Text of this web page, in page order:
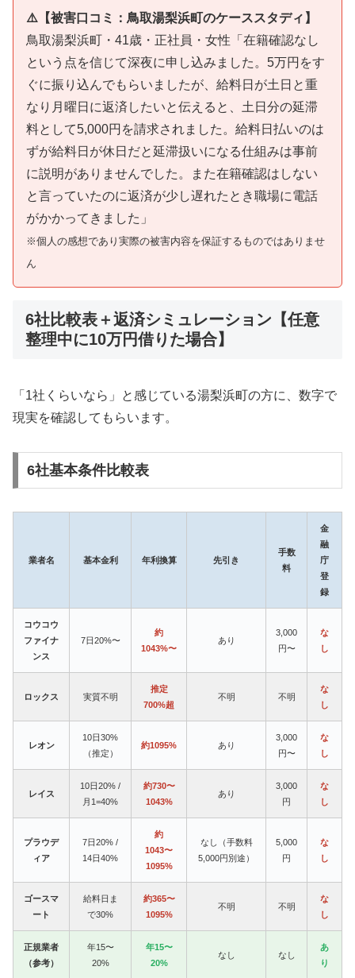
⚠️【被害口コミ：鳥取湯梨浜町のケーススタディ】
鳥取湯梨浜町・41歳・正社員・女性「在籍確認なし
という点を信じて深夜に申し込みました。5万円をす
ぐに振り込んでもらいましたが、給料日が土日と重
なり月曜日に返済したいと伝えると、土日分の延滞
料として5,000円を請求されました。給料日払いのは
ずが給料日が休日だと延滞扱いになる仕組みは事前
に説明がありませんでした。また在籍確認はしない
と言っていたのに返済が少し遅れたとき職場に電話
がかかってきました」
※個人の感想であり実際の被害内容を保証するものではありませ
ん
6社比較表＋返済シミュレーション【任意
整理中に10万円借りた場合】
「1社くらいなら」と感じている湯梨浜町の方に、数字で
現実を確認してもらいます。
6社基本条件比較表
業者名 基本金利 年利換算 先引き
手数
料
金
融
庁
登
録
コウコウ
ファイナ
ンス
7日20%〜
約
1043%〜
あり
3,000
円〜
な
し
ロックス 実質不明
推定
700%超
不明 不明
な
し
レオン
10日30%
（推定）
約1095% あり
3,000
円〜
な
し
レイス
10日20% /
月1=40%
約730〜
1043%
あり
3,000
円
な
し
プラウデ
ィア
7日20% /
14日40%
約
1043〜
1095%
なし（手数料
5,000円別途）
5,000
円
な
し
ゴースマ
ート
給料日ま
で30%
約365〜
1095%
不明 不明
な
し
正規業者
（参考）
年15〜
20%
年15〜
20%
なし なし
あ
り